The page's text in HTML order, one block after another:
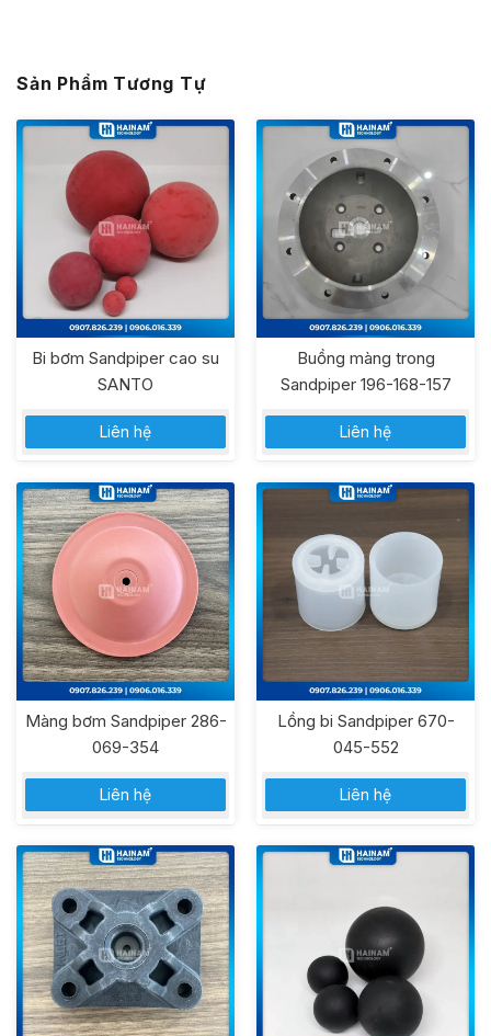
Sản Phẩm Tương Tự
Bi bơm Sandpiper cao su
SANTO
Liên hệ
Buồng màng trong
Sandpiper 196-168-157
Liên hệ
Màng bơm Sandpiper 286-
069-354
Liên hệ
Lồng bi Sandpiper 670-
045-552
Liên hệ